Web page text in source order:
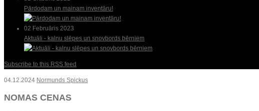
Pārdodam un mainam inventāru!
02 Februāris 2023
Aktuāli - kalnu slēpes un snovbords bērniem
Subscribe to this RSS feed
04.12.2024 Normunds Spickus
NOMAS CENAS